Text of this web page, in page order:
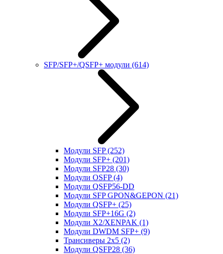
SFP/SFP+/QSFP+ модули (614)
Модули SFP(252)
Модули SFP+ (201)
Модули SFP28 (30)
Модули OSFP(4)
Модули QSFP56-DD
Модули SFP GPON&GEPON (21)
Модули QSFP+ (25)
Модули SFP+16G (2)
Модули X2/XENPAK (1)
Модули DWDM SFP+ (9)
Трансиверы 2x5 (2)
Модули QSFP28 (36)